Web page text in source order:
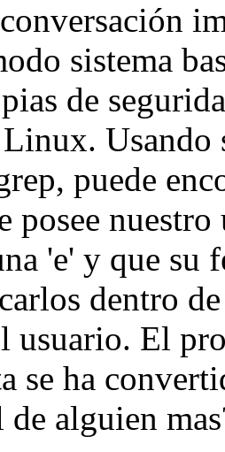
sistema
de
puede
posee
'e' y que su
dentro
usuario. El
se ha
alguien